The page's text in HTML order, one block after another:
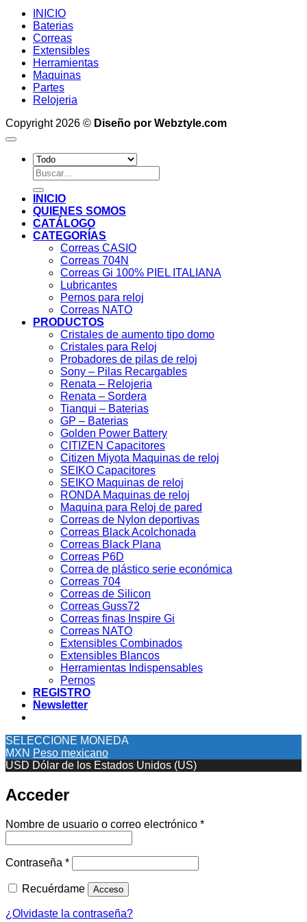
INICIO
Baterias
Correas
Extensibles
Herramientas
Maquinas
Partes
Relojeria
Copyright 2026 © Diseño por Webztyle.com
Buscar
por:
INICIO
QUIENES SOMOS
CATÁLOGO
CATEGORÍAS
Correas CASIO
Correas 704N
Correas Gi 100% PIEL ITALIANA
Lubricantes
Pernos para reloj
Correas NATO
PRODUCTOS
Cristales de aumento tipo domo
Cristales para Reloj
Probadores de pilas de reloj
Sony – Pilas Recargables
Renata – Relojeria
Renata – Sordera
Tianqui – Baterias
GP – Baterias
Golden Power Battery
CITIZEN Capacitores
Citizen Miyota Maquinas de reloj
SEIKO Capacitores
SEIKO Maquinas de reloj
RONDA Maquinas de reloj
Maquina para Reloj de pared
Correas de Nylon deportivas
Correas Black Acolchonada
Correas Black Plana
Correas P6D
Correa de plástico serie económica
Correas 704
Correas de Silicon
Correas Guss72
Correas finas Inspire Gi
Correas NATO
Extensibles Combinados
Extensibles Blancos
Herramientas Indispensables
Pernos
REGISTRO
Newsletter
SELECCIONE MONEDA
MXN Peso mexicano
USD Dólar de los Estados Unidos (US)
Acceder
Nombre de usuario o correo electrónico *Obligatorio
Contraseña *Obligatorio
Recuérdame Acceso
¿Olvidaste la contraseña?